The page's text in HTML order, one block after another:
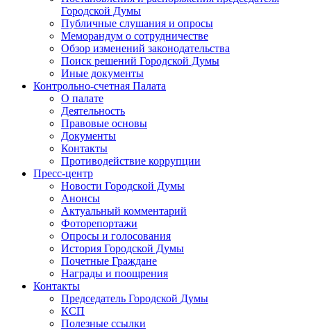
Городской Думы
Публичные слушания и опросы
Меморандум о сотрудничестве
Обзор изменений законодательства
Поиск решений Городской Думы
Иные документы
Контрольно-счетная Палата
О палате
Деятельность
Правовые основы
Документы
Контакты
Противодействие коррупции
Пресс-центр
Новости Городской Думы
Анонсы
Актуальный комментарий
Фоторепортажи
Опросы и голосования
История Городской Думы
Почетные Граждане
Награды и поощрения
Контакты
Председатель Городской Думы
КСП
Полезные ссылки